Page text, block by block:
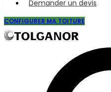
Demander un devis
CONFIGURER MA TOITURE